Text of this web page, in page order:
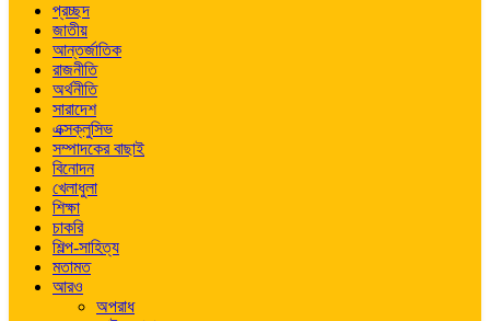
প্রচ্ছদ
জাতীয়
আন্তর্জাতিক
রাজনীতি
অর্থনীতি
সারাদেশ
এক্সক্লুসিভ
সম্পাদকের বাছাই
বিনোদন
খেলাধুলা
শিক্ষা
চাকরি
শিল্প-সাহিত্য
মতামত
আরও
অপরাধ